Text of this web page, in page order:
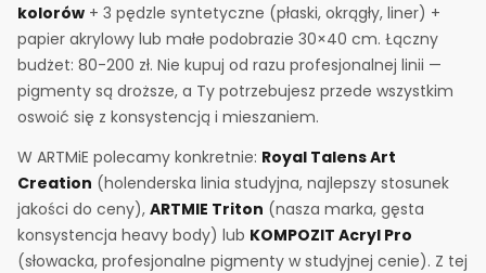
kolorów + 3 pędzle syntetyczne (płaski, okrągły, liner) +
papier akrylowy lub małe podobrazie 30×40 cm. Łączny
budżet: 80-200 zł. Nie kupuj od razu profesjonalnej linii —
pigmenty są droższe, a Ty potrzebujesz przede wszystkim
oswoić się z konsystencją i mieszaniem.
W ARTMiE polecamy konkretnie: Royal Talens Art
Creation (holenderska linia studyjna, najlepszy stosunek
jakości do ceny), ARTMIE Triton (nasza marka, gęsta
konsystencja heavy body) lub KOMPOZIT Acryl Pro
(słowacka, profesjonalne pigmenty w studyjnej cenie). Z tej